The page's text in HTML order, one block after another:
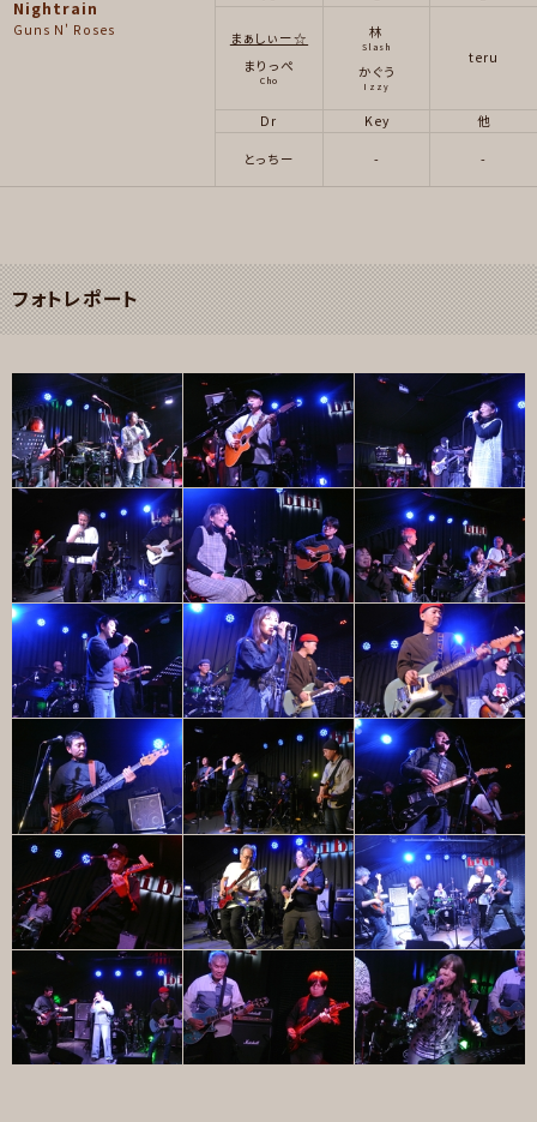
Nightrain
Guns N' Roses
まぁしぃー☆
まりっぺ
Cho
林
Slash
かぐう
Izzy
teru
Dr
とっちー
Key
-
他
-
フォトレポート